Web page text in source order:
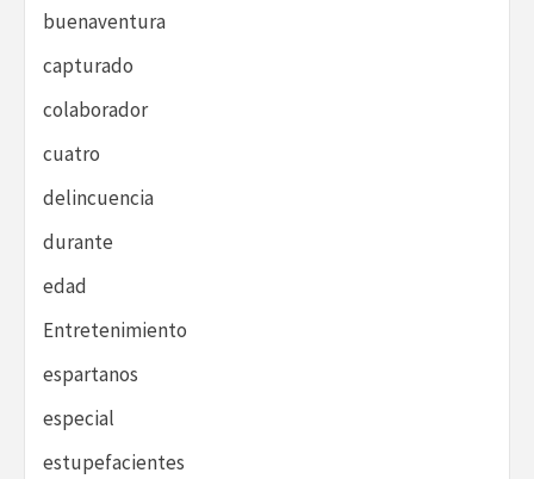
buenaventura
capturado
colaborador
cuatro
delincuencia
durante
edad
Entretenimiento
espartanos
especial
estupefacientes